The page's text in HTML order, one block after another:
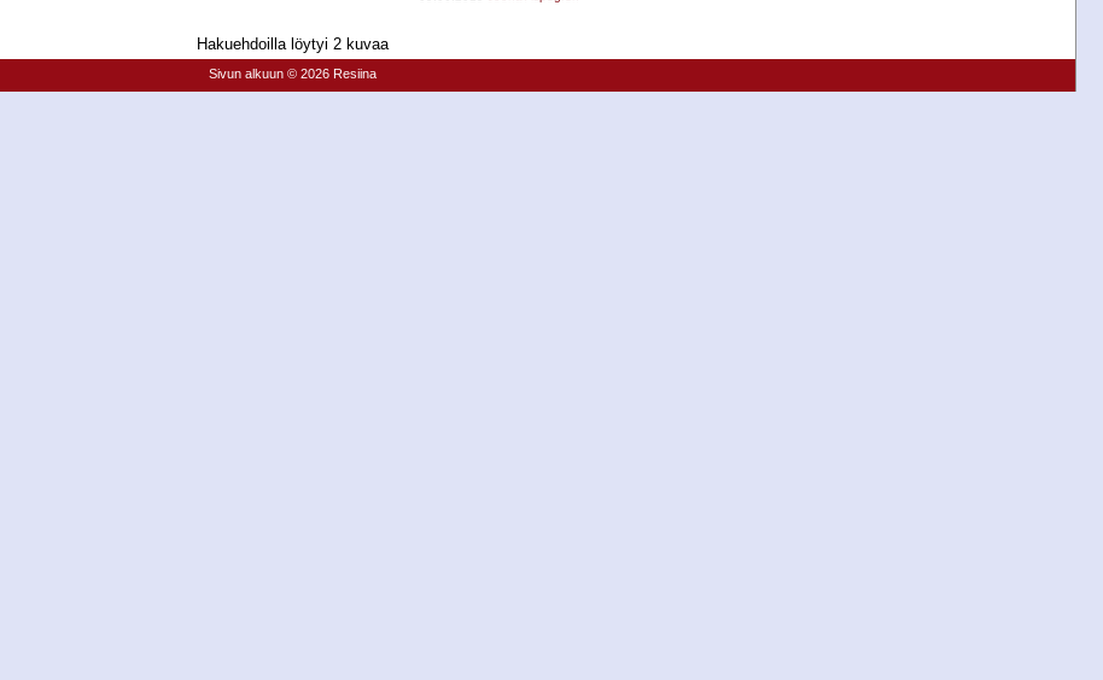
Hakuehdoilla löytyi 2 kuvaa
Sivun alkuun © 2026 Resiina